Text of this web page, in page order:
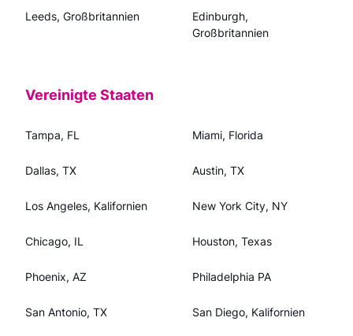
Leeds, Großbritannien
Edinburgh,
Großbritannien
Vereinigte Staaten
Tampa, FL Miami, Florida
Dallas, TX Austin, TX
Los Angeles, Kalifornien New York City, NY
Chicago, IL Houston, Texas
Phoenix, AZ Philadelphia PA
San Antonio, TX San Diego, Kalifornien